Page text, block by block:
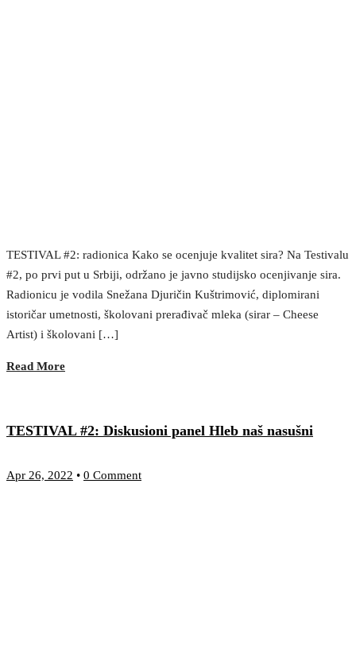
TESTIVAL #2: radionica Kako se ocenjuje kvalitet sira? Na Testivalu
#2, po prvi put u Srbiji, održano je javno studijsko ocenjivanje sira.
Radionicu je vodila Snežana Djuričin Kuštrimović, diplomirani
istoričar umetnosti, školovani prerađivač mleka (sirar – Cheese
Artist) i školovani […]
Read More
TESTIVAL #2: Diskusioni panel Hleb naš nasušni
Apr 26, 2022 • 0 Comment